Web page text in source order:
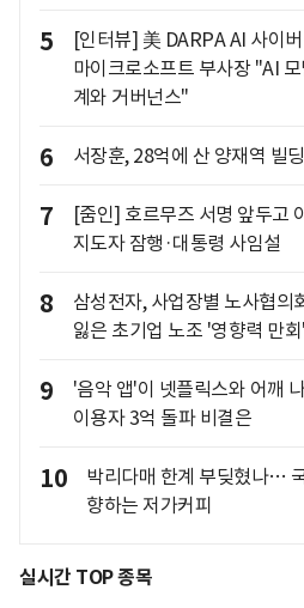
5
[인터뷰] 美 DARPA AI 사이
마이크로소프트 부사장 "AI
계와 거버넌스"
6 서장훈, 28억에 산 양재역 빌
7
[줌인] 호르무즈 서명 앞두고
지도자 잠행·대통령 사임설
8
삼성전자, 사업장별 노사협의
잃은 초기업 노조 '영향력 만
9
'음악 앱'이 넷플릭스와 어깨
이용자 3억 돌파 비결은
10
박리다매 한계 부딪혔나…
향하는 저가커피
실시간 TOP 종목